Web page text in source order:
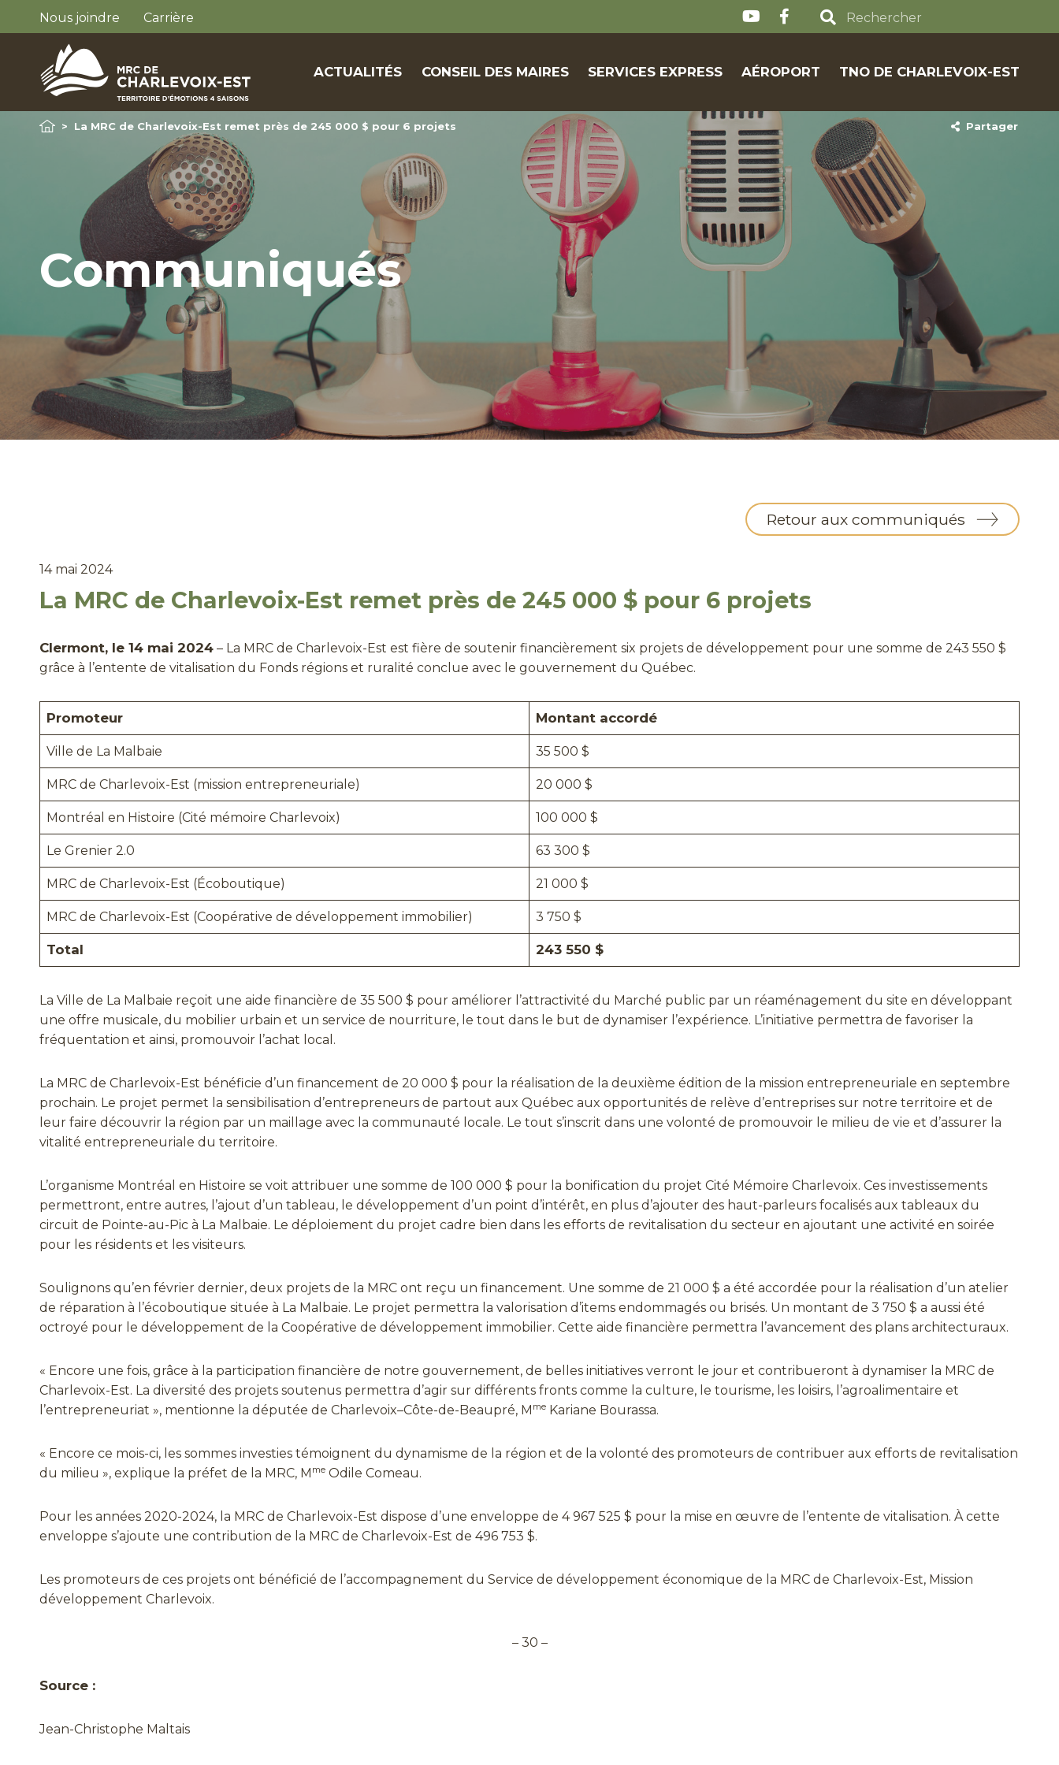
Nous joindre Carrière
ACTUALITÉS CONSEIL DES MAIRES SERVICES EXPRESS AÉROPORT TNO DE CHARLEVOIX-EST
Partager
> La MRC de Charlevoix-Est remet près de 245 000 $ pour 6 projets
Communiqués
Retour aux communiqués
14 mai 2024
La MRC de Charlevoix-Est remet près de 245 000 $ pour 6 projets
Clermont, le 14 mai 2024 – La MRC de Charlevoix-Est est fière de soutenir financièrement six projets de développement pour une somme de 243 550 $
grâce à l’entente de vitalisation du Fonds régions et ruralité conclue avec le gouvernement du Québec.
Promoteur Montant accordé
Ville de La Malbaie 35 500 $
MRC de Charlevoix-Est (mission entrepreneuriale) 20 000 $
Montréal en Histoire (Cité mémoire Charlevoix) 100 000 $
Le Grenier 2.0 63 300 $
MRC de Charlevoix-Est (Écoboutique) 21 000 $
MRC de Charlevoix-Est (Coopérative de développement immobilier) 3 750 $
Total 243 550 $
La Ville de La Malbaie reçoit une aide financière de 35 500 $ pour améliorer l’attractivité du Marché public par un réaménagement du site en développant
une offre musicale, du mobilier urbain et un service de nourriture, le tout dans le but de dynamiser l’expérience. L’initiative permettra de favoriser la
fréquentation et ainsi, promouvoir l’achat local.
La MRC de Charlevoix-Est bénéficie d’un financement de 20 000 $ pour la réalisation de la deuxième édition de la mission entrepreneuriale en septembre
prochain. Le projet permet la sensibilisation d’entrepreneurs de partout aux Québec aux opportunités de relève d’entreprises sur notre territoire et de
leur faire découvrir la région par un maillage avec la communauté locale. Le tout s’inscrit dans une volonté de promouvoir le milieu de vie et d’assurer la
vitalité entrepreneuriale du territoire.
L’organisme Montréal en Histoire se voit attribuer une somme de 100 000 $ pour la bonification du projet Cité Mémoire Charlevoix. Ces investissements
permettront, entre autres, l’ajout d’un tableau, le développement d’un point d’intérêt, en plus d’ajouter des haut-parleurs focalisés aux tableaux du
circuit de Pointe-au-Pic à La Malbaie. Le déploiement du projet cadre bien dans les efforts de revitalisation du secteur en ajoutant une activité en soirée
pour les résidents et les visiteurs.
Soulignons qu’en février dernier, deux projets de la MRC ont reçu un financement. Une somme de 21 000 $ a été accordée pour la réalisation d’un atelier
de réparation à l’écoboutique située à La Malbaie. Le projet permettra la valorisation d’items endommagés ou brisés. Un montant de 3 750 $ a aussi été
octroyé pour le développement de la Coopérative de développement immobilier. Cette aide financière permettra l’avancement des plans architecturaux.
« Encore une fois, grâce à la participation financière de notre gouvernement, de belles initiatives verront le jour et contribueront à dynamiser la MRC de
Charlevoix-Est. La diversité des projets soutenus permettra d’agir sur différents fronts comme la culture, le tourisme, les loisirs, l’agroalimentaire et
l’entrepreneuriat », mentionne la députée de Charlevoix–Côte-de-Beaupré, M me Kariane Bourassa.
« Encore ce mois-ci, les sommes investies témoignent du dynamisme de la région et de la volonté des promoteurs de contribuer aux efforts de revitalisation
du milieu », explique la préfet de la MRC, M me Odile Comeau.
Pour les années 2020-2024, la MRC de Charlevoix-Est dispose d’une enveloppe de 4 967 525 $ pour la mise en œuvre de l’entente de vitalisation. À cette
enveloppe s’ajoute une contribution de la MRC de Charlevoix-Est de 496 753 $.
Les promoteurs de ces projets ont bénéficié de l’accompagnement du Service de développement économique de la MRC de Charlevoix-Est, Mission
développement Charlevoix.
– 30 –
Source :
Jean-Christophe Maltais